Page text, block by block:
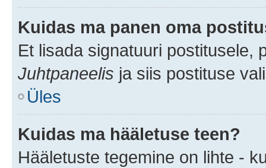
Kuidas ma panen oma
Et lisada signatuuri postitusele,
Juhtpaneelis ja siis postituse
Üles
Kuidas ma hääletuse teen?
Hääletuste tegemine on lihte -